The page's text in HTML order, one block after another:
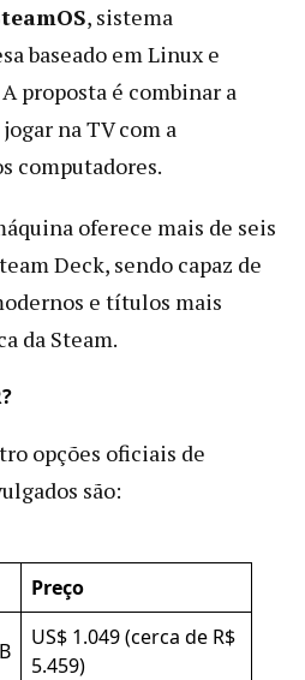
, sistema
baseado em Linux e
proposta é combinar a
na TV com a
computadores.
oferece mais de seis
Deck, sendo capaz de
e títulos mais
da Steam.
opções oficiais de
são:
Preço
US$ 1.049 (cerca de R$
5.459)